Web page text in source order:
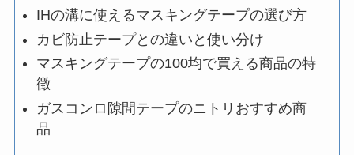
IHの溝に使えるマスキングテープの選び方
カビ防止テープとの違いと使い分け
マスキングテープの100均で買える商品の特
徴
ガスコンロ隙間テープのニトリおすすめ商
品